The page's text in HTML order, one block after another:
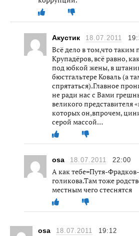
Акустик 18.07.2011
Всё дело в том,что таким
Крупадёров, всё равно,
под юбкой жены, в
бюстгальтере Коваль (а
спрятаться).Главное
не ради нас с Вами
великого представителя
которых он,впрочем,
серой массой…
osa 18.07.2011 22:00
А как тебе=Путя-
голикова.Там тоже
местным чего стеснятся
osa 18.07.2011 19:12